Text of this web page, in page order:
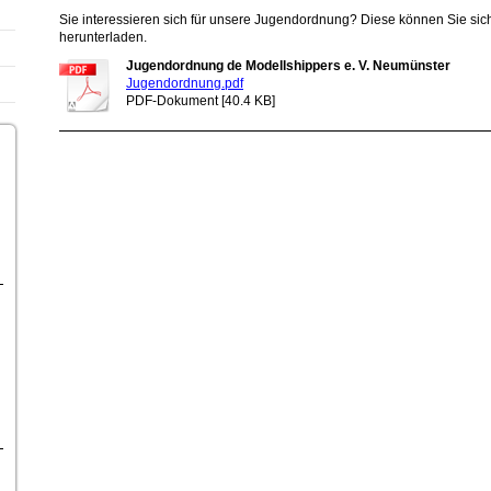
Sie interessieren sich für unsere Jugendordnung? Diese können Sie
herunterladen.
Jugendordnung de Modellshippers e. V. Neumünster
Jugendordnung.pdf
PDF-Dokument [40.4 KB]